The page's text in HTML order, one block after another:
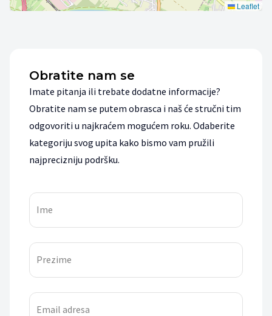
Leaflet
Obratite nam se
Imate pitanja ili trebate dodatne informacije?
Obratite nam se putem obrasca i naš će stručni tim
odgovoriti u najkraćem mogućem roku. Odaberite
kategoriju svog upita kako bismo vam pružili
najprecizniju podršku.
Ime
Prezime
Email adresa